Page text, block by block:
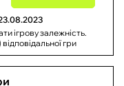
ігрову залежність.
гри